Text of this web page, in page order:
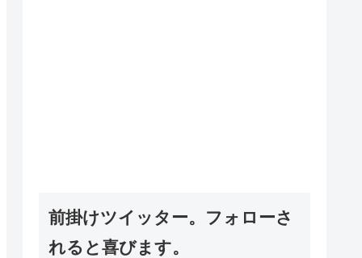
前掛けツイッター。フォローさ
れると喜びます。